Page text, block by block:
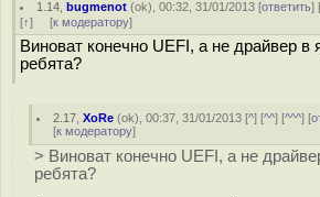
1.14 ,bugmenot (ok), 00:32, 31/01/2013 [ответить] [
[↑] [к модератору]
Виноват конечно UEFI, а не драйвер в
ребята?
2.17 ,XoRe (ok), 00:37, 31/01/2013 [^] [^^] [^^^] [
[к модератору]
> Виноват конечно UEFI, а не
ребята?